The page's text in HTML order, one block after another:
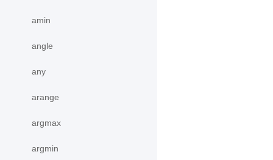
amin
angle
any
arange
argmax
argmin